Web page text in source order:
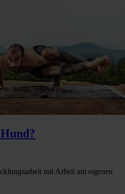
mit Arbeit am eigenen